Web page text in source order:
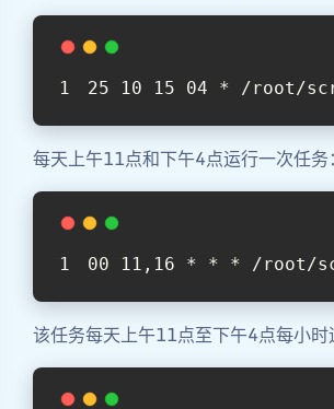
夜间模式
关闭 日落
25 10 15 04 * /root/
每天上午11点和下午4点运行一次任务：
00 11,16 * * * /root/
该任务每天上午11点至下午4点每小时